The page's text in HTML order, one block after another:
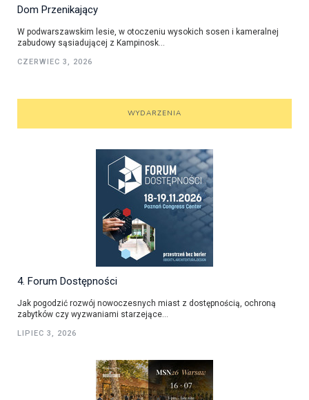
Dom Przenikający
W podwarszawskim lesie, w otoczeniu wysokich sosen i kameralnej
zabudowy sąsiadującej z Kampinosk...
CZERWIEC 3, 2026
WYDARZENIA
4. Forum Dostępności
Jak pogodzić rozwój nowoczesnych miast z dostępnością, ochroną
zabytków czy wyzwaniami starzejące...
LIPIEC 3, 2026